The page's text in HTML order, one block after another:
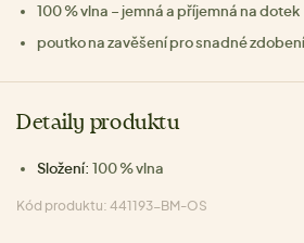
100 % vlna – jemná a příjemná na dotek
poutko na zavěšení pro snadné
Detaily produktu
Složení: 100 % vlna
Kód produktu: 441193-BM-OS